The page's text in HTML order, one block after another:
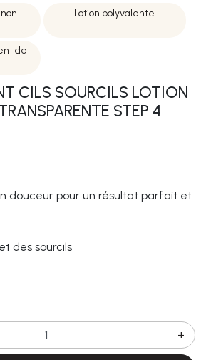
Lotion polyvalente
de
CILS SOURCILS LOTION
STEP 4
douceur pour un résultat parfait et
des sourcils
+